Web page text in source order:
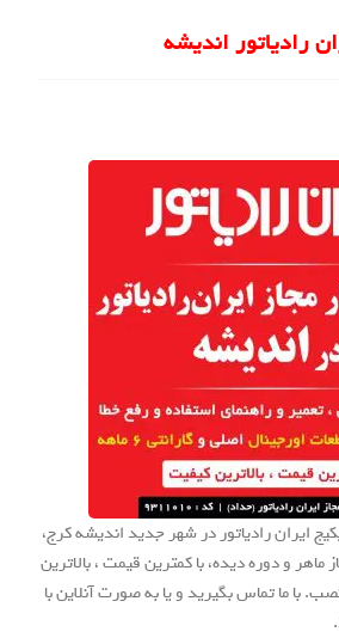
رادیاتور اندیشه
ایران رادیاتور در شهر جدید اندیشه کرج،
و دوره دیده، با کمترین قیمت ، بالاترین
2 ساله نصب. با ما تماس بگیرید و یا به صورت آنلاین با